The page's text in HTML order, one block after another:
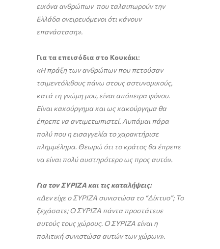
εικόνα ανθρώπων που ταλαιπωρούν την
Ελλάδα ονειρευόμενοι ότι κάνουν
επανάσταση».
Για τα επεισόδια στο Κουκάκι:
«Η πράξη των ανθρώπων που πετούσαν
τσιμεντόλιθους πάνω στους αστυνομικούς,
κατά τη γνώμη μου, είναι απόπειρα φόνου.
Είναι κακούργημα και ως κακούργημα θα
έπρεπε να αντιμετωπιστεί. Λυπάμαι πάρα
πολύ που η εισαγγελία το χαρακτήρισε
πλημμέλημα. Θεωρώ ότι το κράτος θα έπρεπε
να είναι πολύ αυστηρότερο ως προς αυτό».
Για τον ΣΥΡΙΖΑ και τις καταλήψεις:
«Δεν είχε ο ΣΥΡΙΖΑ συνιστώσα το “Δίκτυο”; Το
ξεχάσατε; Ο ΣΥΡΙΖΑ πάντα προστάτευε
αυτούς τους χώρους. Ο ΣΥΡΙΖΑ είναι η
πολιτική συνιστώσα αυτών των χώρων».